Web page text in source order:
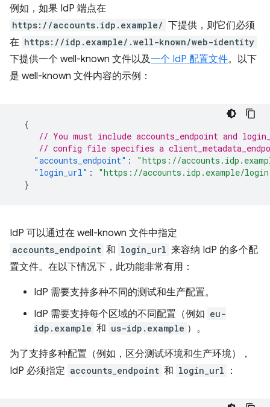
例如，如果 IdP 端点在
https://accounts.idp.example/ 下提供，则它们必须
在 https://idp.example/.well-known/web-identity
下提供一个 well-known 文件以及一个 IdP 配置文件。以下
是 well-known 文件内容的示例：
{
// You must include accounts_endpoint and
// config file specifies a
"accounts_endpoint" :
"https://
"login_url" :
"https://accounts.idp.example/
}
IdP 可以通过在 well-known 文件中指定
accounts_endpoint 和 login_url 来容纳 IdP 的多个配
置文件。在以下情况下，此功能非常有用：
IdP 需要支持多种不同的测试和生产配置。
IdP 需要支持每个区域的不同配置（例如 eu-
idp.example 和 us-idp.example ）。
为了支持多种配置（例如，区分测试环境和生产环境），
IdP 必须指定 accounts_endpoint 和 login_url ：